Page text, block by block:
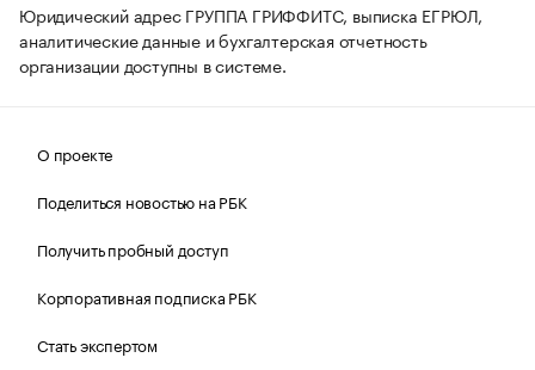
Юридический адрес ГРУППА ГРИФФИТС, выписка ЕГРЮЛ,
аналитические данные и бухгалтерская отчетность
организации доступны в системе.
О проекте
Поделиться новостью на РБК
Получить пробный доступ
Корпоративная подписка РБК
Стать экспертом